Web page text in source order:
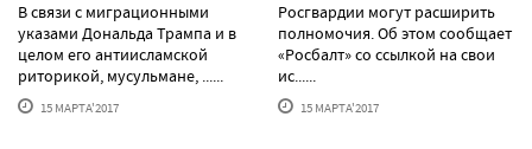
В связи с миграционными
указами Дональда Трампа и в
целом его антиисламской
риторикой, мусульмане, ......
15 МАРТА'2017
Росгвардии могут расширить
полномочия. Об этом сообщает
«Росбалт» со ссылкой на свои
ис......
15 МАРТА'2017